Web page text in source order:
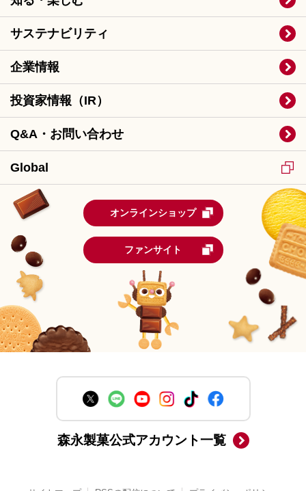
サステナビリティ
企業情報
投資家情報（IR）
Q&A・お問い合わせ
Global
オンラインショップ
ファンサイト
森永製菓公式アカウント一覧